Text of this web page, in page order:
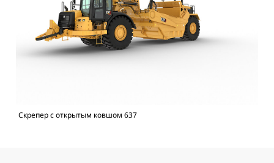
Скрепер с открытым ковшом 637